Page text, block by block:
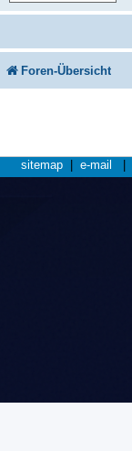
Foren-Übersicht
sitemap e-mail